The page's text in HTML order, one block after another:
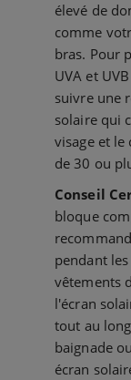
élevé de
comme
bras. Pour
UVA et
suivre une
solaire qui
visage et le
de 30 ou
Conseil
bloque
pendant
vêtements
l'écran
tout au
baignade
écran